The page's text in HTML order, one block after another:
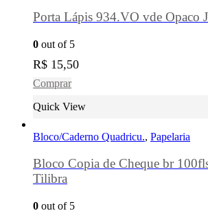
Porta Lápis 934.VO vde Opaco
0 out of 5
R$ 15,50
Comprar
Quick View
Bloco/Caderno Quadricu., Papelaria
Bloco Copia de Cheque br
Tilibra
0 out of 5